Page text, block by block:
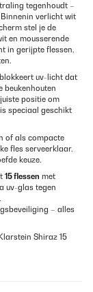
tegenhoudt –
verlicht wit
stel je de
en mousserende
in gerijpte flessen,
uv-licht dat
beukenhouten
positie om
speciaal geschikt
of als compacte
fles serveerklaar.
keuze.
15 flessen met
uv-glas tegen
– alles
Shiraz 15